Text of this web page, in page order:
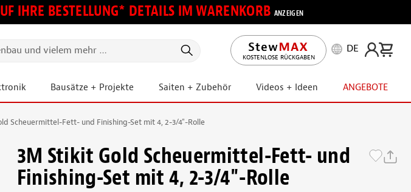
IHRE BESTELLUNG* DETAILS IM WARENKORB ANZEIGEN
KOSTENLOSE RÜCKGABEN
DE
Bausätze + Projekte Saiten + Zubehör Videos + Ideen ANGEBOTE
Scheuermittel-Fett- und Finishing-Set mit 4, 2-3/4"-Rolle
3M Stikit Gold Scheuermittel-Fett- und
Finishing-Set mit 4, 2-3/4"-Rolle